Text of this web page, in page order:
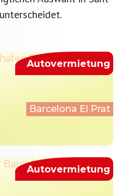
Barcelona El Prat
Autovermietung
Autovermietung